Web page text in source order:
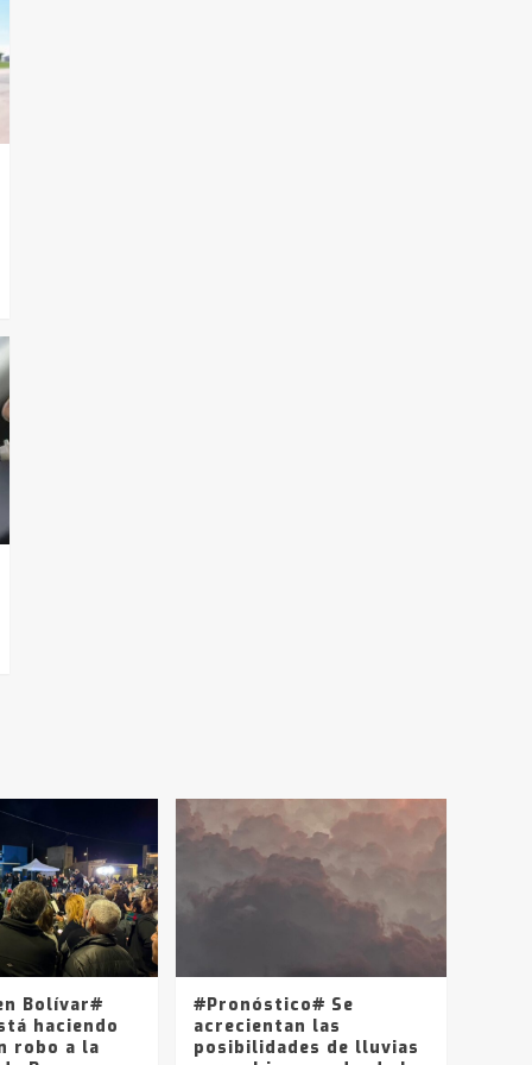
Bolívar#
haciendo
robo a la
#Pronóstico# Se
acrecientan las
posibilidades de lluvias